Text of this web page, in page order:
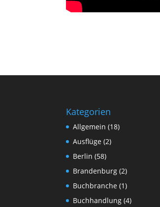
Kategorien
Allgemein (18)
Ausflüge (2)
Berlin (58)
Brandenburg (2)
Buchbranche (1)
Buchhandlung (4)